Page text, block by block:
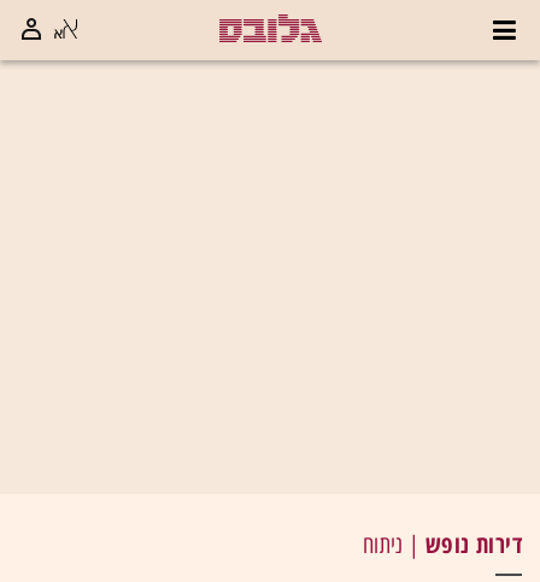
דירות נופש | ניתוח